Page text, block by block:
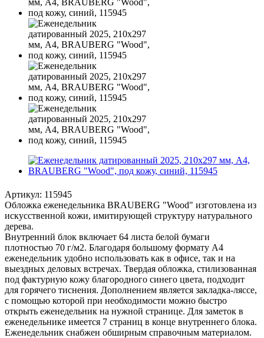
Артикул: 115945
Обложка еженедельника BRAUBERG "Wood" изготовлена из
искусственной кожи, имитирующей структуру натурального
дерева.
Внутренний блок включает 64 листа белой бумаги
плотностью 70 г/м2. Благодаря большому формату А4
еженедельник удобно использовать как в офисе, так и на
выездных деловых встречах. Твердая обложка, стилизованная
под фактурную кожу благородного синего цвета, подходит
для горячего тиснения. Дополнением является закладка-ляссе,
с помощью которой при необходимости можно быстро
открыть еженедельник на нужной странице. Для заметок в
еженедельнике имеется 7 страниц в конце внутреннего блока.
Еженедельник снабжен обширным справочным материалом.